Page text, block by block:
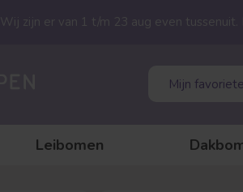
Leibomen
Wij zijn er van 1 t/m 23 aug even